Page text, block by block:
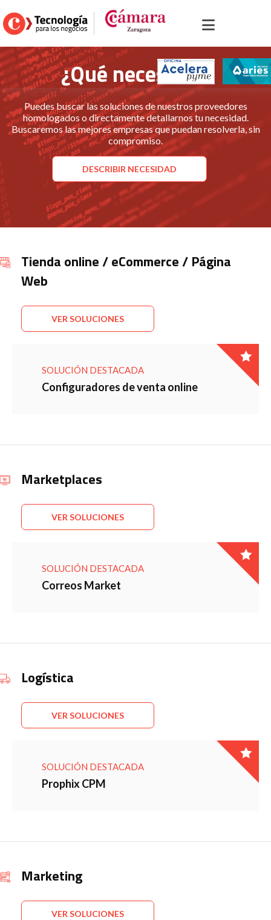
Inicio Portal sector comercio>¿Qué necesitas?
¿Qué necesitas?
Puedes buscar las soluciones de nuestros proveedores
homologados o directamente detallarnos tu necesidad.
Buscaremos las mejores empresas que puedan resolverla, sin
compromiso.
DESCRIBIR NECESIDAD
Tienda online / eCommerce / Página
Web
VER SOLUCIONES
SOLUCIÓN DESTACADA
Configuradores de venta online
Marketplaces
VER SOLUCIONES
SOLUCIÓN DESTACADA
Correos Market
Logística
VER SOLUCIONES
SOLUCIÓN DESTACADA
Prophix CPM
Marketing
VER SOLUCIONES